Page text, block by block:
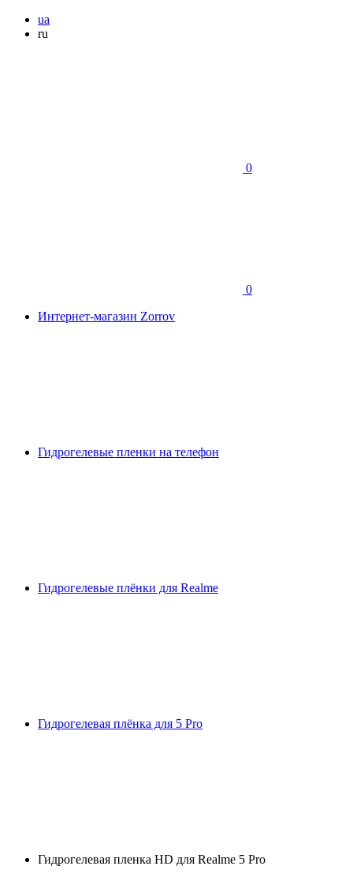
ua
ru
0
0
Интернет-магазин Zorrov
Гидрогелевые пленки на телефон
Гидрогелевые плёнки для Realme
Гидрогелевая плёнка для 5 Pro
Гидрогелевая пленка HD для Realme 5 Pro